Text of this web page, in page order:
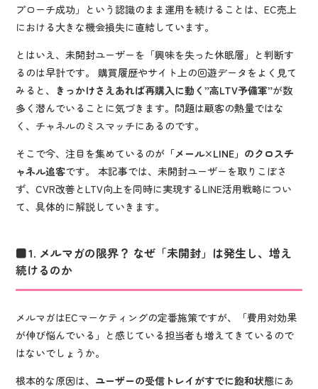
プローチ成功」という認識のまま運用を続けることは、EC売上
における大きな機会損失に直結しています。
とはいえ、未開封ユーザーを「興味を失った休眠層」と判断す
るのは早計です。 購買履歴やサイト上の回遊データをよく見て
みると、 きっかけさえあれば再購入に動く”高LTV予備軍”が数
多く潜んでいることに気づきます。問題は顧客の熱量ではな
く、チャネルのミスマッチにあるのです。
そこで今、注目を集めているのが 「メール×LINE」のクロスチ
ャネル追客です。 本記事では、未開封ユーザーを取りこぼさ
ず、CVR改善とLTV向上を同時に実現するLINE活用戦略につい
て、具体的に解説していきます。
1. メルマガの限界？ なぜ「未開封」は発生し、増え
続けるのか
メルマガはECマーケティングの定番施策ですが、「費用対効果
が伸び悩んでいる」と感じている担当者も増えてきているので
はないでしょうか。
根本的な原因は、 ユーザーの受信トレイがすでに飽和状態にあ